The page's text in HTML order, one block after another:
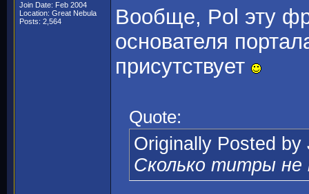
Join Date: Feb 2004
Location: Great Nebula
Posts: 2,564
Вообще, Pol эту
основателя
присутствует
Quote:
Originally Posted by
Сколько титры не